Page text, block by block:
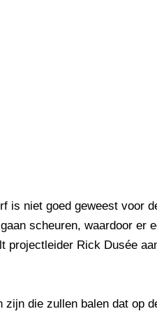
is niet goed geweest voor
scheuren, waardoor er
projectleider Rick Dusée
zijn die zullen balen dat op